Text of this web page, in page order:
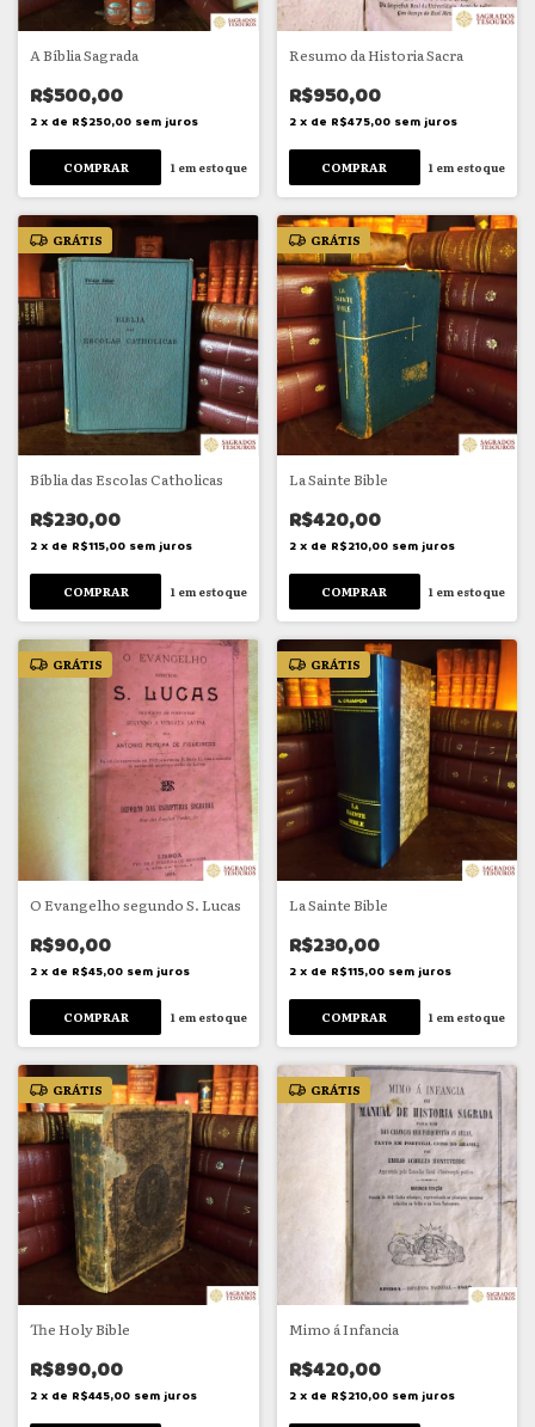
A Bíblia Sagrada
R$500,00
2 x de R$250,00 sem juros
1 em estoque
Resumo da Historia Sacra
R$950,00
2 x de R$475,00 sem juros
1 em estoque
GRÁTIS
Bíblia das Escolas Catholicas
R$230,00
2 x de R$115,00 sem juros
1em estoque
GRÁTIS
La Sainte Bible
R$420,00
2 x de R$210,00 sem juros
1 em estoque
GRÁTIS
O Evangelho segundo S. Lucas
R$90,00
2 x de R$45,00 sem juros
1 em estoque
GRÁTIS
La Sainte Bible
R$230,00
2 x de R$115,00 sem juros
1 em estoque
GRÁTIS
The Holy Bible
R$890,00
2 x de R$445,00 sem juros
GRÁTIS
Mimo á Infancia
R$420,00
2 x de R$210,00 sem juros